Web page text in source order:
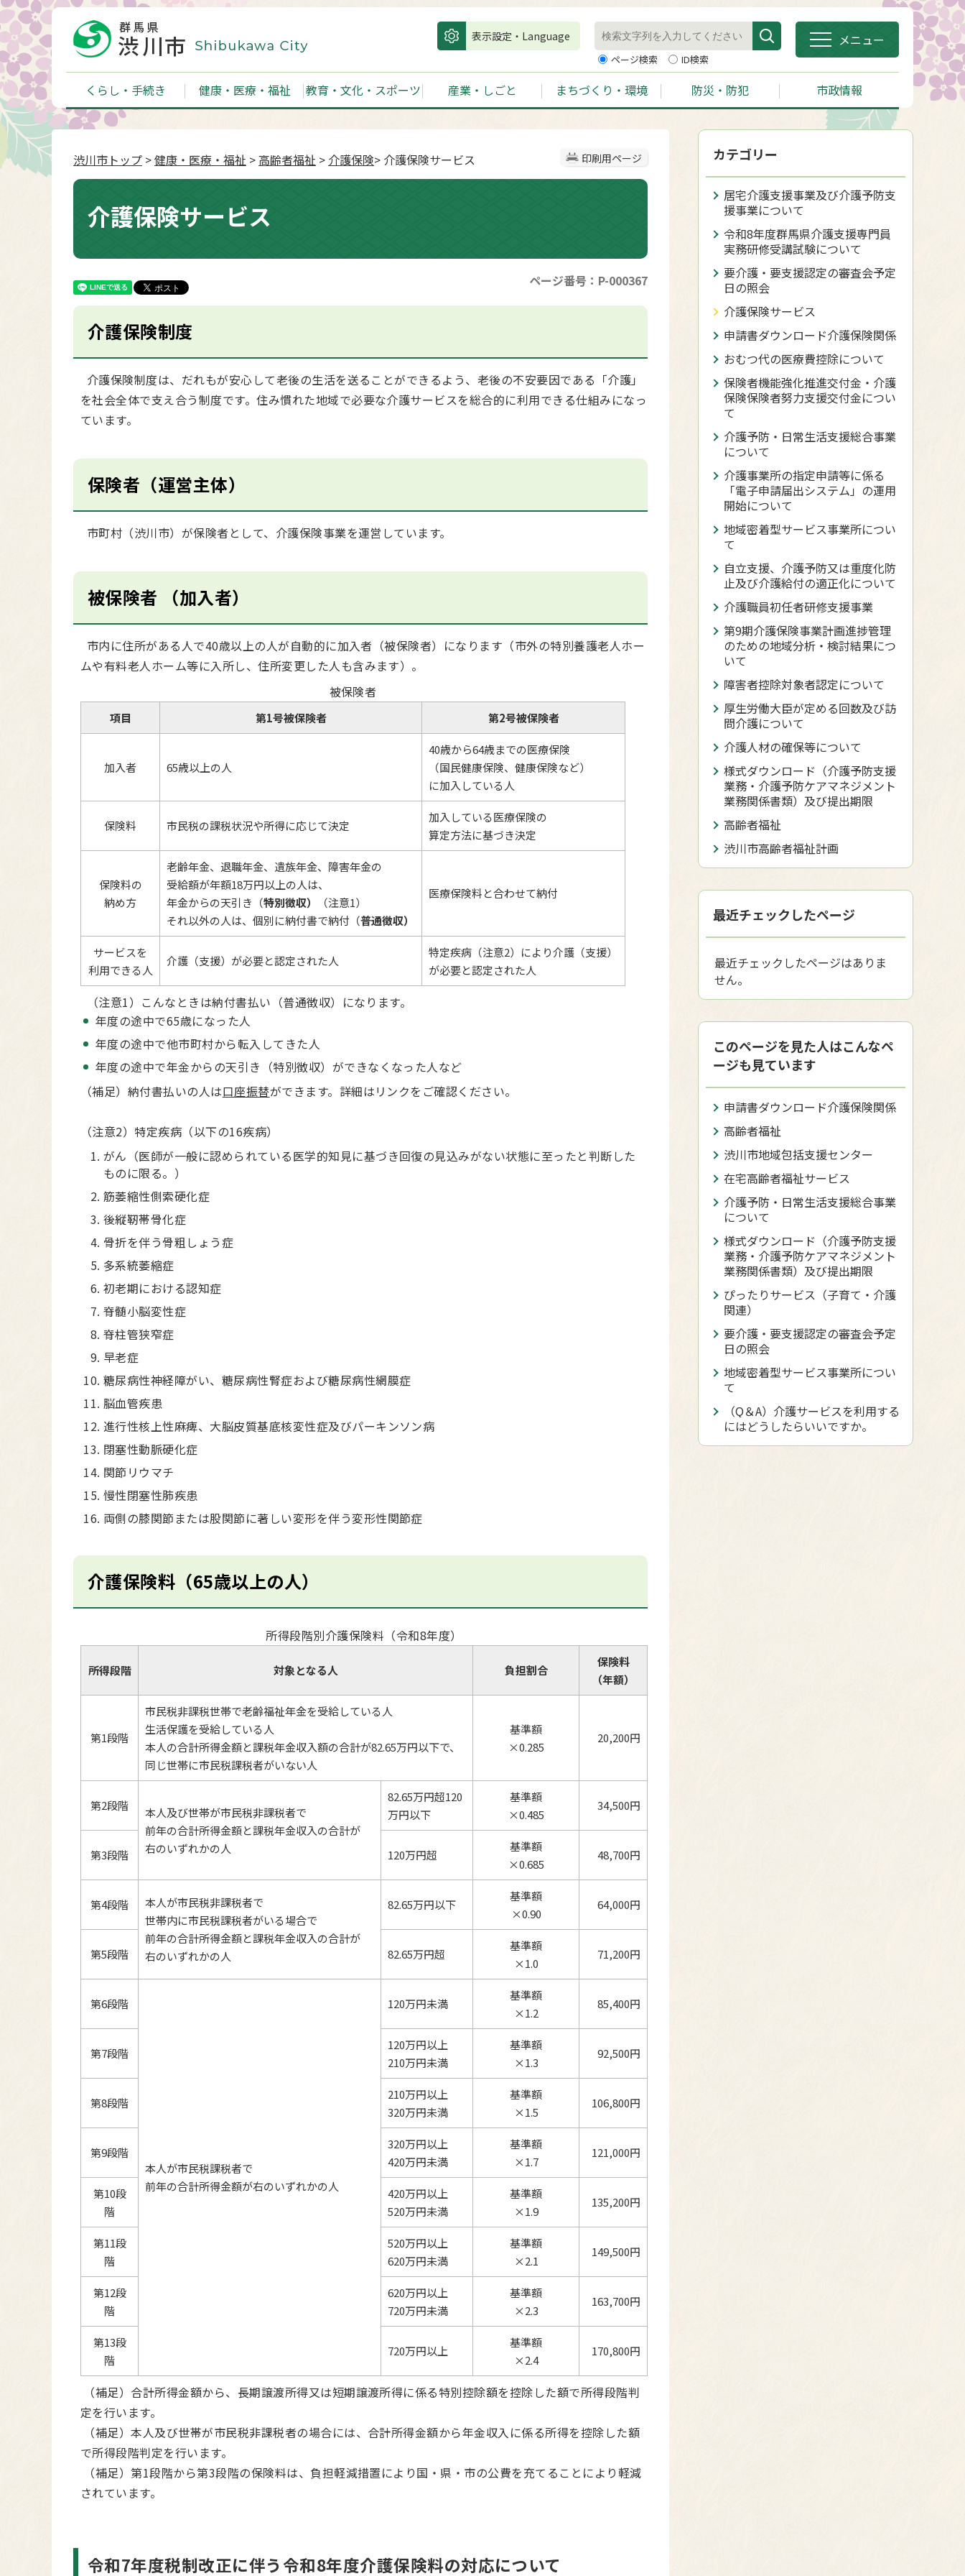
表示設定・Language
ページ検索 ID検索
メニュー
くらし・手続き 健康・医療・福祉 教育・文化・スポーツ 産業・しごと まちづくり・環境 防災・防犯 市政情報
印刷用ページ
渋川市トップ >健康・医療・福祉 >高齢者福祉 > 介護保険> 介護保険サービス
介護保険サービス
ページ番号：P-000367
介護保険制度
介護保険制度は、だれもが安心して老後の生活を送ることができるよう、老後の不安要因である「介護」
を社会全体で支え合う制度です。住み慣れた地域で必要な介護サービスを総合的に利用できる仕組みになっ
ています。
保険者（運営主体）
市町村（渋川市）が保険者として、介護保険事業を運営しています。
被保険者 （加入者）
市内に住所がある人で40歳以上の人が自動的に加入者（被保険者）になります（市外の特別養護老人ホー
ムや有料老人ホーム等に入所し、住所変更した人も含みます）。
被保険者
項目 第1号被保険者 第2号被保険者
加入者 65歳以上の人
40歳から64歳までの医療保険
（国民健康保険、健康保険など）
に加入している人
保険料 市民税の課税状況や所得に応じて決定
加入している医療保険の
算定方法に基づき決定
保険料の
納め方
老齢年金、退職年金、遺族年金、障害年金の
受給額が年額18万円以上の人は、
年金からの天引き（特別徴収）
（注意1）
それ以外の人は、個別に納付書で納付（普通徴収）
医療保険料と合わせて納付
サービスを
利用できる人
介護（支援）が必要と認定された人
特定疾病（注意2）により介護（支援）
が必要と認定された人
（注意1）こんなときは納付書払い（普通徴収）になります。
年度の途中で65歳になった人
年度の途中で他市町村から転入してきた人
年度の途中で年金からの天引き（特別徴収）ができなくなった人など
（補足）納付書払いの人は口座振替ができます。詳細はリンクをご確認ください。
（注意2）特定疾病（以下の16疾病）
がん（医師が一般に認められている医学的知見に基づき回復の見込みがない状態に至ったと判断した
ものに限る。）
筋萎縮性側索硬化症
後縦靭帯骨化症
骨折を伴う骨粗しょう症
多系統萎縮症
初老期における認知症
脊髄小脳変性症
脊柱管狭窄症
早老症
糖尿病性神経障がい、糖尿病性腎症および糖尿病性網膜症
脳血管疾患
進行性核上性麻痺、大脳皮質基底核変性症及びパーキンソン病
閉塞性動脈硬化症
関節リウマチ
慢性閉塞性肺疾患
両側の膝関節または股関節に著しい変形を伴う変形性関節症
介護保険料（65歳以上の人）
所得段階別介護保険料（令和8年度）
所得段階 対象となる人 負担割合
保険料
（年額）
第1段階
市民税非課税世帯で老齢福祉年金を受給している人
生活保護を受給している人
本人の合計所得金額と課税年金収入額の合計が82.65万円以下で、
同じ世帯に市民税課税者がいない人
基準額
×0.285
20,200円
第2段階
本人及び世帯が市民税非課税者で
前年の合計所得金額と課税年金収入の合計が
右のいずれかの人
82.65万円超120
万円以下
基準額
×0.485
34,500円
第3段階 120万円超
基準額
×0.685
48,700円
第4段階
本人が市民税非課税者で
世帯内に市民税課税者がいる場合で
前年の合計所得金額と課税年金収入の合計が
右のいずれかの人
82.65万円以下
基準額
×0.90
64,000円
第5段階 82.65万円超
基準額
×1.0
71,200円
第6段階
本人が市民税課税者で
前年の合計所得金額が右のいずれかの人
120万円未満
基準額
×1.2
85,400円
第7段階
120万円以上
210万円未満
基準額
×1.3
92,500円
第8段階
210万円以上
320万円未満
基準額
×1.5
106,800円
第9段階
320万円以上
420万円未満
基準額
×1.7
121,000円
第10段
階
420万円以上
520万円未満
基準額
×1.9
135,200円
第11段
階
520万円以上
620万円未満
基準額
×2.1
149,500円
第12段
階
620万円以上
720万円未満
基準額
×2.3
163,700円
第13段
階
720万円以上
基準額
×2.4
170,800円
（補足）合計所得金額から、長期譲渡所得又は短期譲渡所得に係る特別控除額を控除した額で所得段階判
定を行います。
（補足）本人及び世帯が市民税非課税者の場合には、合計所得金額から年金収入に係る所得を控除した額
で所得段階判定を行います。
（補足）第1段階から第3段階の保険料は、負担軽減措置により国・県・市の公費を充てることにより軽減
されています。
令和7年度税制改正に伴う令和8年度介護保険料の対応について
カテゴリー
居宅介護支援事業及び介護予防支
援事業について
令和8年度群馬県介護支援専門員
実務研修受講試験について
要介護・要支援認定の審査会予定
日の照会
介護保険サービス
申請書ダウンロード介護保険関係
おむつ代の医療費控除について
保険者機能強化推進交付金・介護
保険保険者努力支援交付金につい
て
介護予防・日常生活支援総合事業
について
介護事業所の指定申請等に係る
「電子申請届出システム」の運用
開始について
地域密着型サービス事業所につい
て
自立支援、介護予防又は重度化防
止及び介護給付の適正化について
介護職員初任者研修支援事業
第9期介護保険事業計画進捗管理
のための地域分析・検討結果につ
いて
障害者控除対象者認定について
厚生労働大臣が定める回数及び訪
問介護について
介護人材の確保等について
様式ダウンロード（介護予防支援
業務・介護予防ケアマネジメント
業務関係書類）及び提出期限
高齢者福祉
渋川市高齢者福祉計画
最近チェックしたページ
最近チェックしたページはありま
せん。
このページを見た人はこんなペ
ージも見ています
申請書ダウンロード介護保険関係
高齢者福祉
渋川市地域包括支援センター
在宅高齢者福祉サービス
介護予防・日常生活支援総合事業
について
様式ダウンロード（介護予防支援
業務・介護予防ケアマネジメント
業務関係書類）及び提出期限
ぴったりサービス（子育て・介護
関連）
要介護・要支援認定の審査会予定
日の照会
地域密着型サービス事業所につい
て
（Q＆A）介護サービスを利用する
にはどうしたらいいですか。